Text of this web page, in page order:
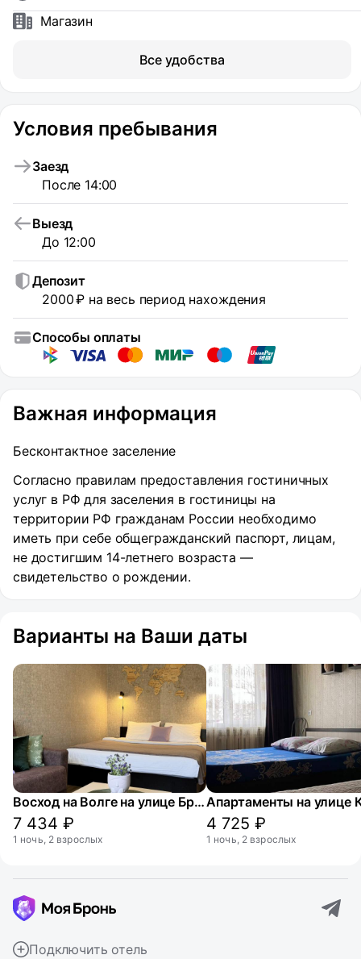
Магазин
Все удобства
Условия пребывания
Заезд
После 14:00
Выезд
До 12:00
Депозит
2000 ₽ на весь период нахождения
Способы оплаты
Важная информация
Бесконтактное заселение
Согласно правилам предоставления гостиничных
услуг в РФ для заселения в гостиницы на
территории РФ гражданам России необходимо
иметь при себе общегражданский паспорт, лицам,
не достигшим 14-летнего возраста —
свидетельство о рождении.
Варианты на Ваши даты
Восход на Волге на улице Братьев Орловых
7 434 ₽
1 ночь, 2 взрослых
4 725 ₽
1 ночь, 2 взрослых
Подключить отель